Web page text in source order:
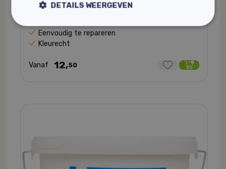
Tierrafino T-paint
Eenvoudig te repareren
Kleurecht
Vanaf 12,50
DETAILS WEERGEVEN